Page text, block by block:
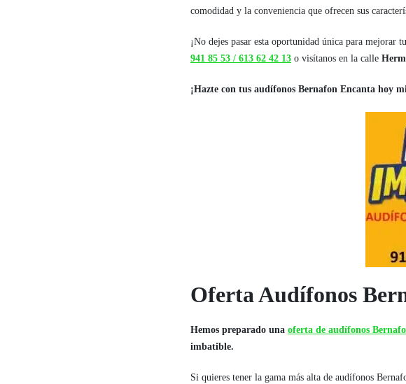
comodidad y la conveniencia que ofrecen sus
¡No dejes pasar esta oportunidad única para
941 85 53 / 613 62 42 13 o visítanos en la calle
¡Hazte con tus audífonos Bernafon Encanta hoy
Oferta Audífonos
Hemos preparado una oferta de audífonos
imbatible.
Si quieres tener la gama más alta de audífonos